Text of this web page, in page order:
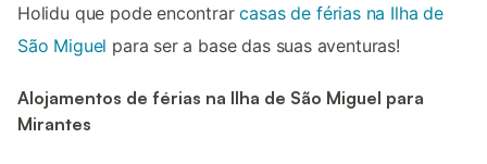
Holidu que pode encontrarcasas de férias na Ilha de
São Miguel para ser a base das suas aventuras!
Alojamentos de férias na Ilha de São Miguel para
Mirantes